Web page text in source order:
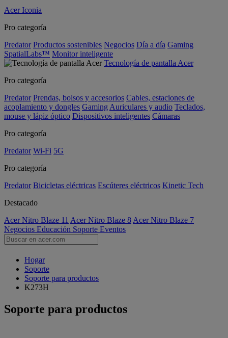
Acer Iconia
Pro categoría
Predator Productos sostenibles Negocios Día a día Gaming
SpatialLabs™ Monitor inteligente
Tecnología de pantalla Acer
Pro categoría
Predator Prendas, bolsos y accesorios Cables, estaciones de
acoplamiento y dongles Gaming Auriculares y audio Teclados,
mouse y lápiz óptico Dispositivos inteligentes Cámaras
Pro categoría
Predator Wi-Fi 5G
Pro categoría
Predator Bicicletas eléctricas Escúteres eléctricos Kinetic Tech
Destacado
Acer Nitro Blaze 11 Acer Nitro Blaze 8 Acer Nitro Blaze 7
Negocios Educación Soporte Eventos
Hogar
Soporte
Soporte para productos
K273H
Soporte para productos